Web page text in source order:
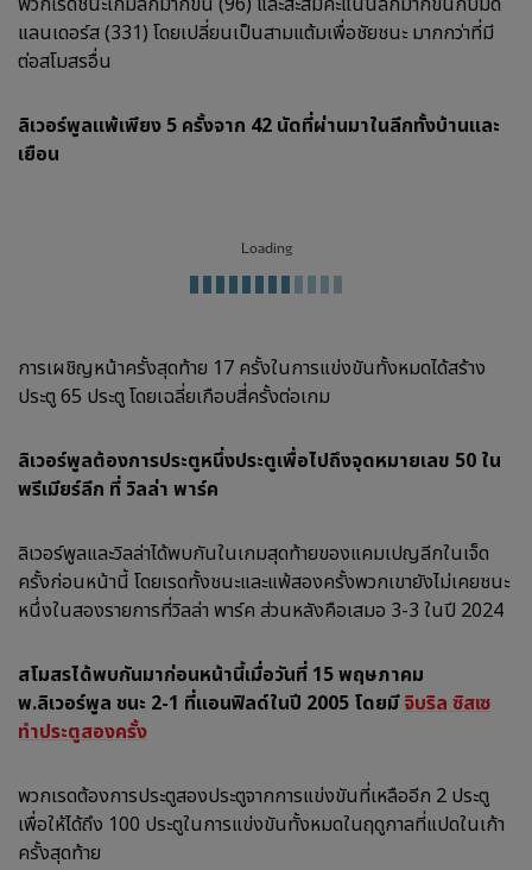
แลนเดอร์ส (331) โดยเปลี่ยนเป็นสามแต้มเพื่อชัยชนะ มากกว่าที่มี
ต่อสโมสรอื่น
ลิเวอร์พูลแพ้เพียง 5 ครั้งจาก 42 นัดที่ผ่านมาในลีกทั้งบ้านและ
เยือน
Loading
การเผชิญหน้าครั้งสุดท้าย 17 ครั้งในการแข่งขันทั้งหมดได้สร้าง
ประตู 65 ประตู โดยเฉลี่ยเกือบสี่ครั้งต่อเกม
ลิเวอร์พูลต้องการประตูหนึ่งประตูเพื่อไปถึงจุดหมายเลข 50 ใน
พรีเมียร์ลีก ที่ วิลล่า พาร์ค
ลิเวอร์พูลและวิลล่าได้พบกันในเกมสุดท้ายของแคมเปญลีกในเจ็ด
ครั้งก่อนหน้านี้ โดยเรดทั้งชนะและแพ้สองครั้งพวกเขายังไม่เคยชนะ
หนึ่งในสองรายการที่วิลล่า พาร์ค ส่วนหลังคือเสมอ 3-3 ในปี 2024
สโมสรได้พบกันมาก่อนหน้านี้เมื่อวันที่ 15 พฤษภาคม
พ.ลิเวอร์พูล ชนะ 2-1 ที่แอนฟิลด์ในปี 2005 โดยมีจิบริล ซิสเซ
ทำประตูสองครั้ง
พวกเรดต้องการประตูสองประตูจากการแข่งขันที่เหลืออีก 2 ประตู
เพื่อให้ได้ถึง 100 ประตูในการแข่งขันทั้งหมดในฤดูกาลที่แปดในเก้า
ครั้งสุดท้าย